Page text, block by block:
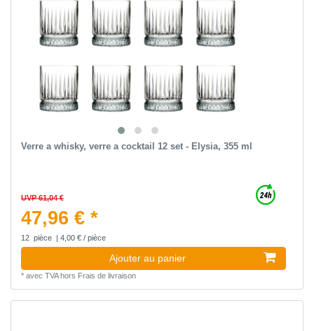
Verre a whisky, verre a cocktail 12 set - Elysia, 355 ml
UVP 61,04 €
47,96 € *
12 pièce | 4,00 € / pièce
Ajouter au panier
* avec TVAhors Frais de livraison